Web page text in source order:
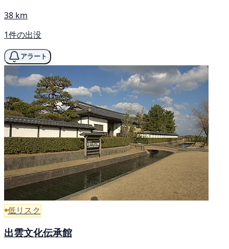
38 km
1件の出没
アラート
低リスク
出雲文化伝承館